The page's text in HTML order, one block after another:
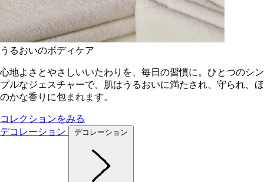
うるおいのボディケア
心地よさとやさしいいたわりを、毎日の習慣に。ひとつのシン
プルなジェスチャーで、肌はうるおいに満たされ、守られ、ほ
のかな香りに包まれます。
コレクションをみる
デコレーション
デコレーション